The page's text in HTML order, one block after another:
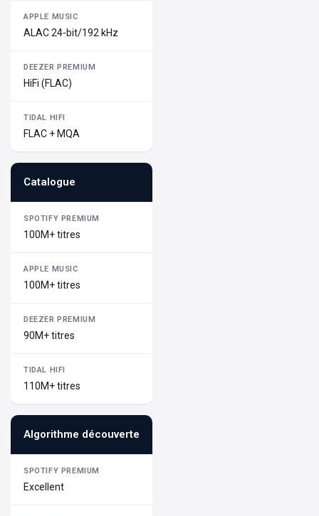
ALAC 24-bit/192 kHz
HiFi (FLAC)
FLAC + MQA
Catalogue
100M+ titres
100M+ titres
90M+ titres
110M+ titres
Algorithme découverte
Excellent